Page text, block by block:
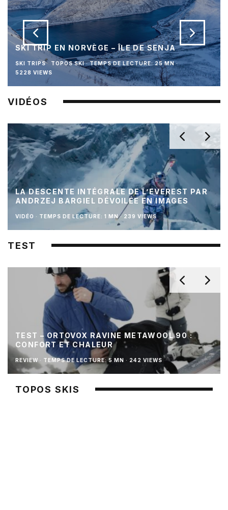
SKI TRIP EN NORVÈGE – ÎLE DE SENJA
SKI TRIPS TOPOS SKI · TEMPS DE LECTURE: 25 MN ·
5228 VIEWS
VIDÉOS
LA DESCENTE INTÉGRALE DE L’EVEREST PAR
ANDRZEJ BARGIEL DÉVOILÉE EN IMAGES
VIDÉO · TEMPS DE LECTURE: 1 MN · 239 VIEWS
TEST
TEST – ORTOVOX RAVINE METAWOOL 90 :
CONFORT ET CHALEUR
REVIEW · TEMPS DE LECTURE: 5 MN · 242 VIEWS
TOPOS SKIS